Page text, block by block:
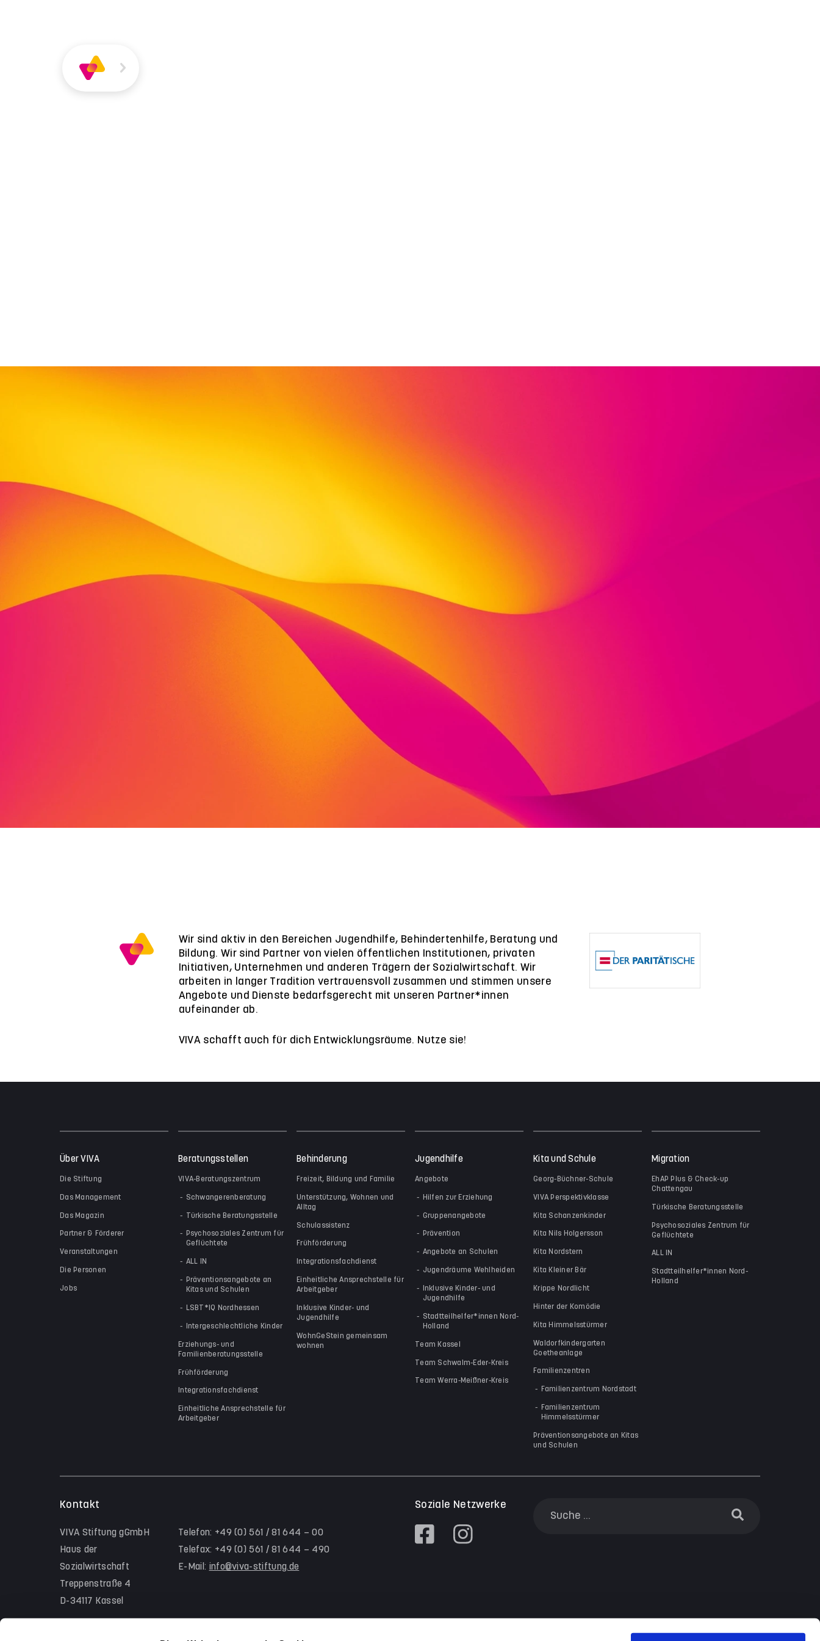
Über
VIVA
Schwarzwaldweg 1 a
34134 Kassel
Deutschland
fon: 0561 3165875
fax: 0561 3165876
teresa.stoklossa@viva-kita.de
Wir sind aktiv in den Bereichen Jugendhilfe, Behindertenhilfe, Beratung und
Bildung. Wir sind Partner von vielen öffentlichen Institutionen, privaten
Initiativen, Unternehmen und anderen Trägern der Sozialwirtschaft. Wir
arbeiten in langer Tradition vertrauensvoll zusammen und stimmen unsere
Angebote und Dienste bedarfsgerecht mit unseren Partner*innen
aufeinander ab.
VIVA schafft auch für dich Entwicklungsräume. Nutze sie!
Über VIVA
Die Stiftung
Das Management
Das Magazin
Partner & Förderer
Veranstaltungen
Die Personen
Jobs
Beratungsstellen
VIVA-Beratungszentrum
Schwangerenberatung
Türkische Beratungsstelle
Psychosoziales Zentrum für
Geflüchtete
ALL IN
Präventionsangebote an
Kitas und Schulen
LSBT*IQ Nordhessen
Intergeschlechtliche Kinder
Erziehungs- und
Familienberatungsstelle
Frühförderung
Integrationsfachdienst
Einheitliche Ansprechstelle für
Arbeitgeber
Behinderung
Freizeit, Bildung und Familie
Unterstützung, Wohnen und
Alltag
Schulassistenz
Frühförderung
Integrationsfachdienst
Einheitliche Ansprechstelle für
Arbeitgeber
Inklusive Kinder- und
Jugendhilfe
WohnGeStein gemeinsam
wohnen
Jugendhilfe
Angebote
Hilfen zur Erziehung
Gruppenangebote
Prävention
Angebote an Schulen
Jugendräume Wehlheiden
Inklusive Kinder- und
Jugendhilfe
Stadtteilhelfer*innen Nord-
Holland
Team Kassel
Team Schwalm-Eder-Kreis
Team Werra-Meißner-Kreis
Kita und Schule
Georg-Büchner-Schule
VIVA Perspektivklasse
Kita Schanzenkinder
Kita Nils Holgersson
Kita Nordstern
Kita Kleiner Bär
Krippe Nordlicht
Hinter der Komödie
Kita Himmelsstürmer
Waldorfkindergarten
Goetheanlage
Familienzentren
Familienzentrum Nordstadt
Familienzentrum
Himmelsstürmer
Präventionsangebote an Kitas
und Schulen
Migration
EhAP Plus & Check-up
Chattengau
Türkische Beratungsstelle
Psychosoziales Zentrum für
Geflüchtete
ALL IN
Stadtteilhelfer*innen Nord-
Holland
Kontakt
VIVA Stiftung gGmbH
Haus der
Sozialwirtschaft
Treppenstraße 4
D-34117 Kassel
Telefon: +49 (0) 561 / 81 644 – 00
Telefax: +49 (0) 561 / 81 644 – 490
E-Mail: info@viva-stiftung.de
Soziale Netzwerke